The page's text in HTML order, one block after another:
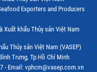
Exporters and Producers
Xuất khẩu Thủy sản Việt Nam
Thủy sản Việt Nam (VASEP)
Trưng, Tp.Hồ Chí Minh
- Email: vphcm@vasep.com.vn